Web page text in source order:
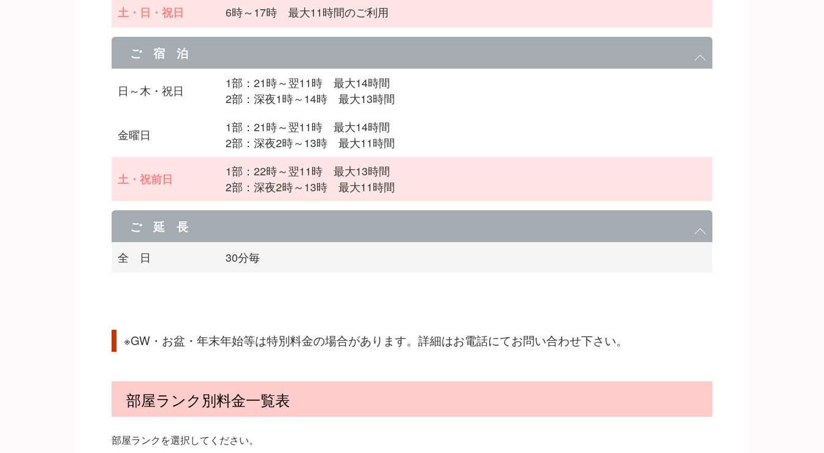
土・日・祝日
6時～17時 最大11時間のご利用
ご 宿 泊
日～木・祝日
1部：21時～翌11時 最大14時間
2部：深夜1時～14時 最大13時間
金曜日
1部：21時～翌11時 最大14時間
2部：深夜2時～13時 最大11時間
土・祝前日
1部：22時～翌11時 最大13時間
2部：深夜2時～13時 最大11時間
ご 延 長
全 日 30分毎
※GW・お盆・年末年始等は特別料金の場合があります。詳細はお電話にてお問い合わせ下さい。
部屋ランク別料金一覧表
部屋ランクを選択してください。